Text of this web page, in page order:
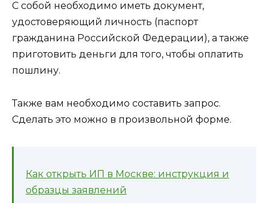
С собой необходимо иметь документ,
удостоверяющий личность (паспорт
гражданина Российской Федерации), а также
приготовить деньги для того, чтобы оплатить
пошлину.
Также вам необходимо составить запрос.
Сделать это можно в произвольной форме.
Как открыть ИП в Москве: инструкция и
образцы заявлений